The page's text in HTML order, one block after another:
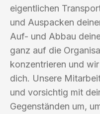
eigentlichen
und Auspacken
Auf- und Abbau
ganz auf die
konzentrieren und
dich. Unsere
und vorsichtig mit
Gegenständen um,